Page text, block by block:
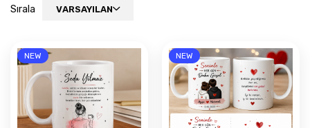
Sırala VARSAYILAN
NEW NEW